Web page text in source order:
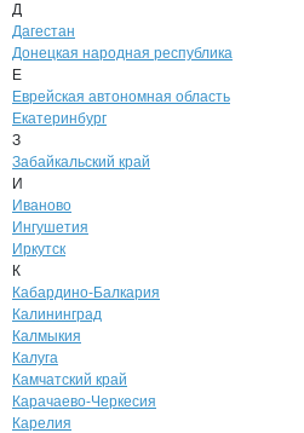
Д
Дагестан
Донецкая народная республика
Е
Еврейская автономная область
Екатеринбург
З
Забайкальский край
И
Иваново
Ингушетия
Иркутск
К
Кабардино-Балкария
Калининград
Калмыкия
Калуга
Камчатский край
Карачаево-Черкесия
Карелия